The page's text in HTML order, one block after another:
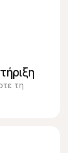
τη